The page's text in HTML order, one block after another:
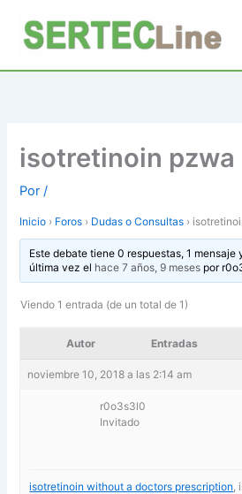
contenido
isotretinoin pzwa
Por/
Inicio › Foros › Dudas o Consultas ›
Este debate tiene 0 respuestas, 1
última vez el hace 7 años, 9 mesespor
Viendo 1 entrada (de un total de 1)
Autor Entradas
noviembre 10, 2018 a las 2:14 am
r0o3s3l0
Invitado
isotretinoin without a doctors prescription